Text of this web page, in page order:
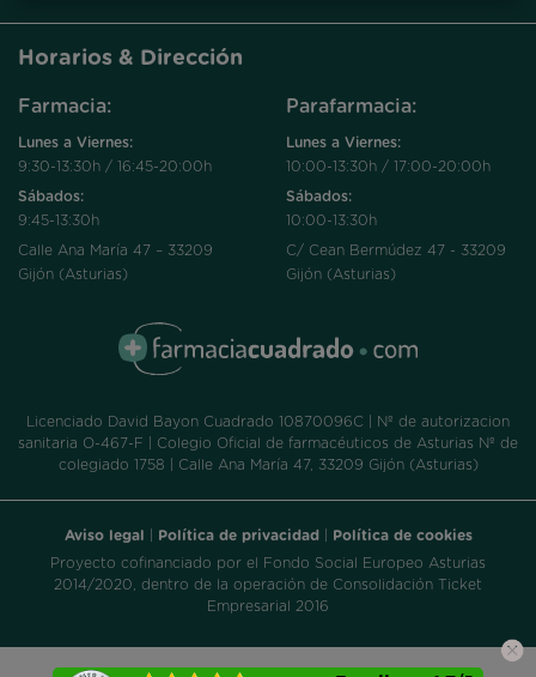
Horarios & Dirección
Farmacia:
Lunes a Viernes:
9:30-13:30h / 16:45-20:00h
Sábados:
9:45-13:30h
Calle Ana María 47 – 33209
Gijón (Asturias)
Parafarmacia:
Lunes a Viernes:
10:00-13:30h / 17:00-20:00h
Sábados:
10:00-13:30h
C/ Cean Bermúdez 47 - 33209
Gijón (Asturias)
Licenciado David Bayon Cuadrado 10870096C | Nº de autorizacion
sanitaria O-467-F | Colegio Oficial de farmacéuticos de Asturias Nº de
colegiado 1758 | Calle Ana María 47, 33209 Gijón (Asturias)
Aviso legal Política de privacidad
Política de cookies
Proyecto cofinanciado por el Fondo Social Europeo Asturias
2014/2020, dentro de la operación de Consolidación Ticket
Empresarial 2016